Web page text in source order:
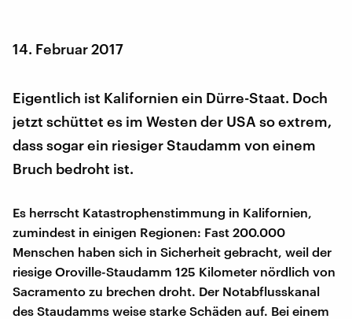
14. Februar 2017
Eigentlich ist Kalifornien ein Dürre-Staat. Doch
jetzt schüttet es im Westen der USA so extrem,
dass sogar ein riesiger Staudamm von einem
Bruch bedroht ist.
Es herrscht Katastrophenstimmung in Kalifornien,
zumindest in einigen Regionen: Fast 200.000
Menschen haben sich in Sicherheit gebracht, weil der
riesige Oroville-Staudamm 125 Kilometer nördlich von
Sacramento zu brechen droht. Der Notabflusskanal
des Staudamms weise starke Schäden auf. Bei einem